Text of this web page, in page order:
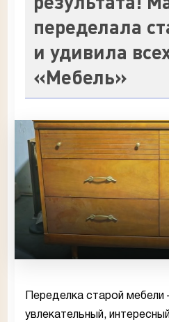
переделала
и удивила
«Мебель»
Переделка старой
увлекательный,